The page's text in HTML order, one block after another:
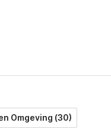
Omgeving (30)